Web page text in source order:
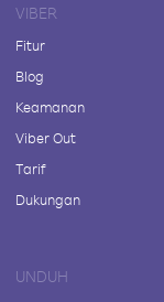
VIBER
Fitur
Blog
Keamanan
Viber Out
Tarif
Dukungan
UNDUH